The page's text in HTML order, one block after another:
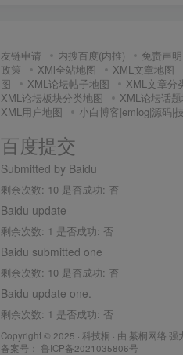
友链申请 内搜百度(内推) 免责声明
政策
XMl全站地图 XML文章地图
图
XML论坛帖子地图 XML文章分
XML论坛板块分类地图
XML论坛话
XML用户地图
小白博客|emlog|源码|
百度提交
Submitted by Baidu
剩余次数: 10 是否成功: 否
Baidu update
剩余次数: 1 是否成功: 否
Baidu submitted one
剩余次数: 10 是否成功: 否
Baidu update one.
剩余次数: 1 是否成功: 否
Copyright © 2025 · 科技桐 · 由 綦桐网络 强
备案号： 鲁ICP备2021035806号